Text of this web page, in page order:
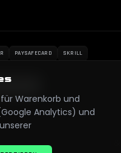
PAYSAFECARD SKRILL
Metin2 Yang &
Warenkorb und
Analytics) und